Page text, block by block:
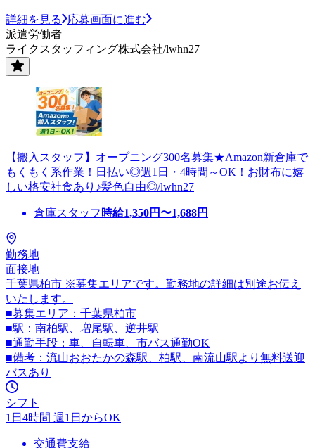
詳細を見る
応募画面に進む
派遣労働者
ライクスタッフィング株式会社/lwhn27
【搬入スタッフ】オープニング300名募集★Amazon新倉庫で
もくもく系作業！日払い◎週1日・4時間～OK！お財布に嬉
しい格安社食あり♪髪色自由◎/lwhn27
倉庫スタッフ 時給1,350円〜1,688円
勤務地
面接地
千葉県柏市 ※募集エリアです。勤務地の詳細は別途お伝え
いたします。
■募集エリア：千葉県柏市
■駅：南柏駅、増尾駅、逆井駅
■通勤手段：車、自転車、市バス通勤OK
■備考：流山おおたかの森駅、柏駅、南流山駅より無料送迎
バスあり
シフト
1日4時間 週1日からOK
交通費支給